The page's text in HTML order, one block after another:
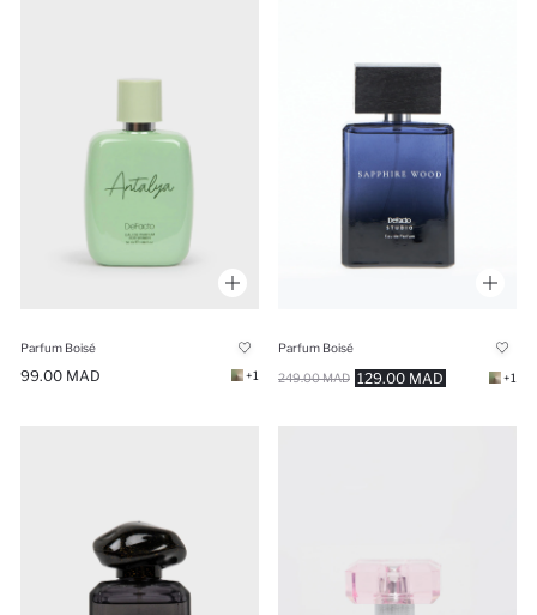
Parfum Boisé
99.00 MAD +1
Parfum Boisé
129.00 MAD
249.00 MAD +1